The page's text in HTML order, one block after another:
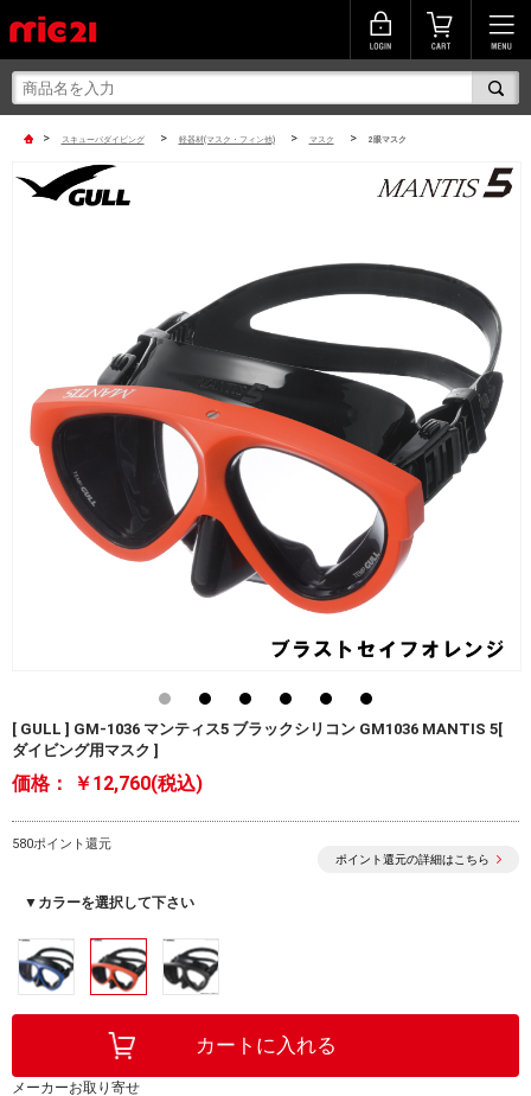
> スキューバダイビング > 軽器材(マスク・フィン他) > マスク > 2眼マスク
[ GULL ] GM-1036 マンティス5 ブラックシリコン GM1036 MANTIS 5[
ダイビング用マスク ]
価格： ￥12,760(税込)
580ポイント還元
ポイント還元の詳細はこちら
▼カラーを選択して下さい
メーカーお取り寄せ